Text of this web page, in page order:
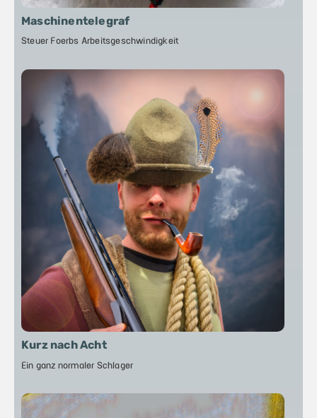
Maschinentelegraf
Steuer Foerbs Arbeitsgeschwindigkeit
Kurz nach Acht
Ein ganz normaler Schlager